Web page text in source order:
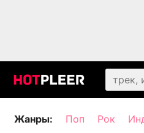
Жанры: Поп Рок